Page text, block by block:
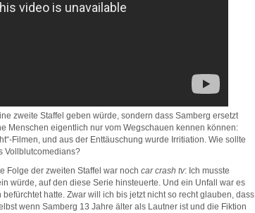
zweite Staffel geben würde, sondern dass Samberg ersetzt
Menschen eigentlich nur vom Wegschauen kennen können:
Filmen, und aus der Enttäuschung wurde Irritiation. Wie sollte
Vollblutcomedians?
Folge der zweiten Staffel war noch car crash tv: Ich musste
würde, auf den diese Serie hinsteuerte. Und ein Unfall war es
hatte. Zwar will ich bis jetzt nicht so recht glauben, dass
wenn Samberg 13 Jahre älter als Lautner ist und die Fiktion